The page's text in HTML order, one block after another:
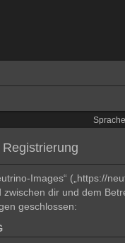
Images“ („https://
zwischen dir und dem
geschlossen: